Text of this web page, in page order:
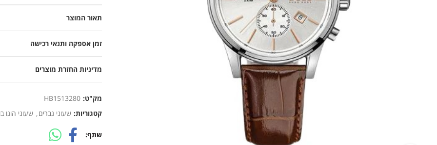
תאור המוצר
זמן אספקה ותנאי רכישה
מדיניות החזרת מוצרים
מק"ט: HB1513280
קטגוריות: שעוני גברים, שעוני הוגו
שתף